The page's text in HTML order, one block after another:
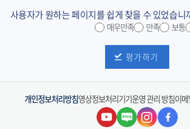
사용자가 원하는 페이지를 쉽게 찾을 수 있었습니
매우만족 만족 보통
평가하기
개인정보처리방침영상정보처리기기운영 관리 방침이메